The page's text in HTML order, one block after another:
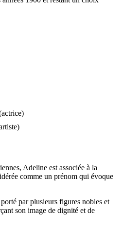
Adeline est associée à la
comme un prénom qui évoque
par plusieurs figures nobles et
son image de dignité et de